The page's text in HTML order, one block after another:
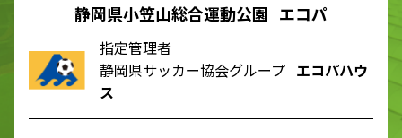
静岡県小笠山総合運動公園 エコパ
指定管理者
静岡県サッカー協会グループ エコパハウ
ス